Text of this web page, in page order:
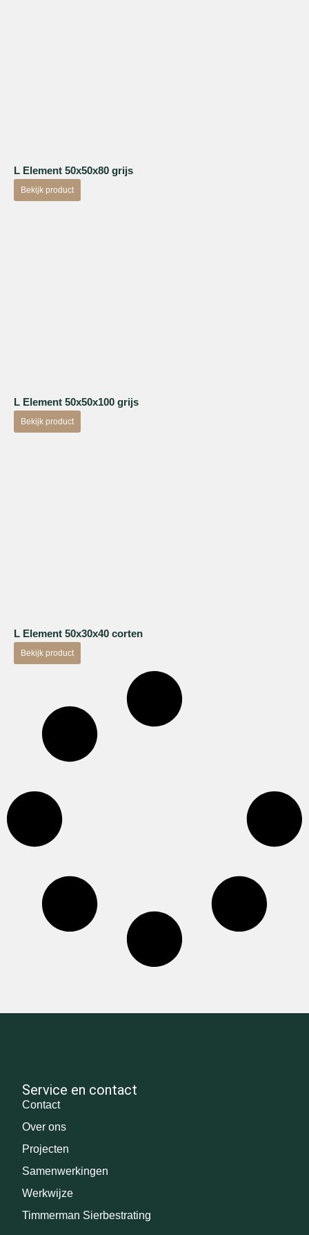
L Element 50x50x80 grijs
Bekijk product
L Element 50x50x100 grijs
Bekijk product
L Element 50x30x40 corten
Bekijk product
Service en contact
Contact
Over ons
Projecten
Samenwerkingen
Werkwijze
Timmerman Sierbestrating